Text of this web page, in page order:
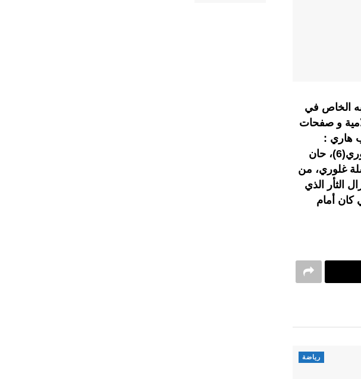
الخاص في
و صفحات
لمدة 19 شهرا.و كتب هاري :
“أعزائي المعجبين، وعدتكم أن 2019 ستكون سنتنا، أعلن أنني وقعت مع غلوري(6)، حان
ضمن سلسلة غلوري، من
الثأر الذي
كان أمام
رياضة